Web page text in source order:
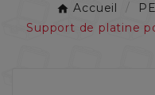
Accueil
Support de platine